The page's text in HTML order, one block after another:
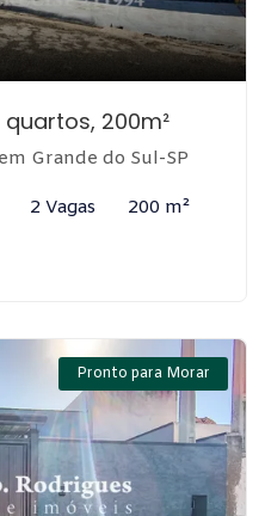
200m²
Grande do Sul-SP
2 Vagas 200 m²
Pronto para Morar